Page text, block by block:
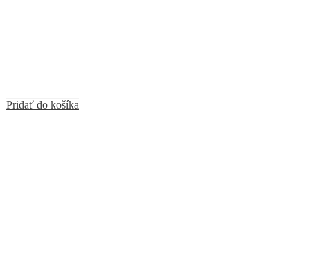
Pridať do košíka